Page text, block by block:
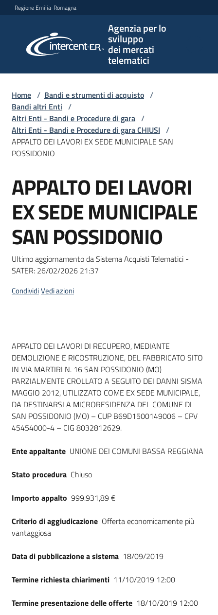
Vai al contenuto
Vai alla navigazione
Vai al footer
Regione Emilia-Romagna
Agenzia per lo
sviluppo
dei mercati
telematici
per lo
sviluppo
telematici
L'Agenzia
Bandi
e
di
Supporto
English
site
su
Home / Bandi e strumenti di acquisto /
Bandi altri Enti /
Altri Enti - Bandi e Procedure di gara /
Altri Enti - Bandi e Procedure di gara CHIUSI /
APPALTO DEI LAVORI EX SEDE MUNICIPALE SAN
POSSIDONIO
Salta al contenuto
APPALTO DEI LAVORI
EX SEDE MUNICIPALE
SAN POSSIDONIO
Ultimo aggiornamento da Sistema Acquisti Telematici -
SATER: 26/02/2026 21:37
CondividiVedi azioni
Dati del bando
APPALTO DEI LAVORI DI RECUPERO, MEDIANTE
DEMOLIZIONE E RICOSTRUZIONE, DEL FABBRICATO SITO
IN VIA MARTIRI N. 16 SAN POSSIDONIO (MO)
PARZIALMENTE CROLLATO A SEGUITO DEI DANNI SISMA
MAGGIO 2012, UTILIZZATO COME EX SEDE MUNICIPALE,
DA DESTINARSI A MICRORESIDENZA DEL COMUNE DI
SAN POSSIDONIO (MO) – CUP B69D1500149006 – CPV
45454000-4 – CIG 8032812629.
Ente appaltante UNIONE DEI COMUNI BASSA REGGIANA
Stato procedura Chiuso
Importo appalto 999.931,89 €
Criterio di aggiudicazione Offerta economicamente più
vantaggiosa
Data di pubblicazione a sistema 18/09/2019
Termine richiesta chiarimenti 11/10/2019 12:00
Termine presentazione delle offerte 18/10/2019 12:00